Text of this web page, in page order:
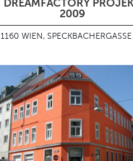
DREAMFACTORY
2009
1160 WIEN,